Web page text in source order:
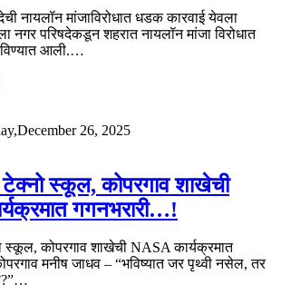
नायलॉन मांजाविरोधात धडक कारवाई येवला
नगर परिषदेकडून शहरात नायलॉन मांजा विरोधात
आली.…
26, 2025
स्कूल, कोपरगाव शाखेची
गगनभरारी…!
स्कूल, कोपरगाव शाखेची NASA कार्यक्रमात
मनीष जाधव – “भविष्यात जर पृथ्वी नसेल, तर